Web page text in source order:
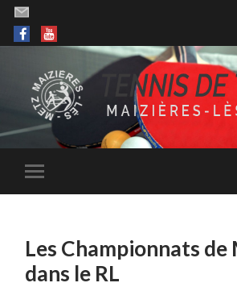
Les Championnats de
dans le RL